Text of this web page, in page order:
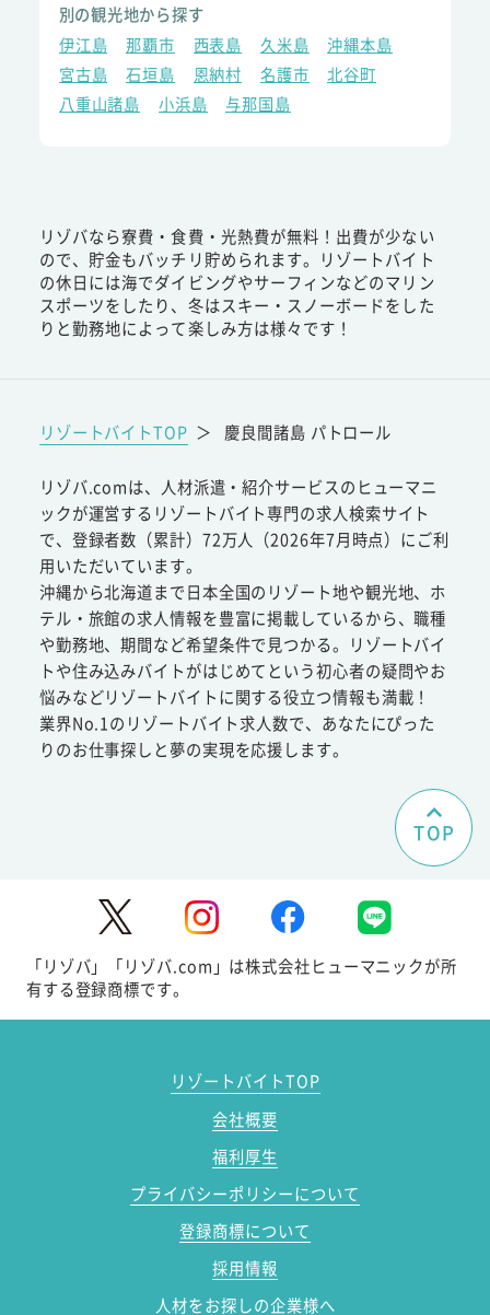
別の観光地から探す
伊江島
那覇市 西表島 久米島
沖縄本島
宮古島
石垣島 恩納村 名護市
北谷町
八重山諸島
小浜島 与那国島
リゾバなら寮費・食費・光熱費が無料！出費が少ない
ので、貯金もバッチリ貯められます。リゾートバイト
の休日には海でダイビングやサーフィンなどのマリン
スポーツをしたり、冬はスキー・スノーボードをした
りと勤務地によって楽しみ方は様々です！
リゾートバイトTOP ＞ 慶良間諸島 パトロール
リゾバ.comは、人材派遣・紹介サービスのヒューマニ
ックが運営するリゾートバイト専門の求人検索サイト
で、登録者数（累計）72万人（2026年7月時点）にご利
用いただいています。
沖縄から北海道まで日本全国のリゾート地や観光地、ホ
テル・旅館の求人情報を豊富に掲載しているから、職種
や勤務地、期間など希望条件で見つかる。リゾートバイ
トや住み込みバイトがはじめてという初心者の疑問やお
悩みなどリゾートバイトに関する役立つ情報も満載！
業界No.1のリゾートバイト求人数で、あなたにぴった
りのお仕事探しと夢の実現を応援します。
TOP
「リゾバ」「リゾバ.com」は株式会社ヒューマニックが所
有する登録商標です。
リゾートバイトTOP
会社概要
福利厚生
プライバシーポリシーについて
登録商標について
採用情報
人材をお探しの企業様へ